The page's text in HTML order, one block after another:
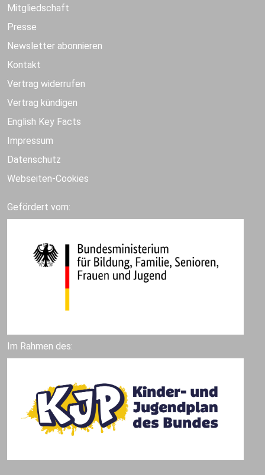
Mitgliedschaft
Presse
Newsletter abonnieren
Kontakt
Vertrag widerrufen
Vertrag kündigen
English Key Facts
Impressum
Datenschutz
Webseiten-Cookies
Gefördert vom:
Im Rahmen des: